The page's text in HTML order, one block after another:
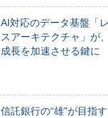
AI対応のデータ基盤「
スアーキテクチャ」が
成長を加速させる鍵に
信託銀行の“雄”が目指